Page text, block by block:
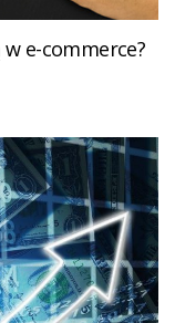
w e-commerce?